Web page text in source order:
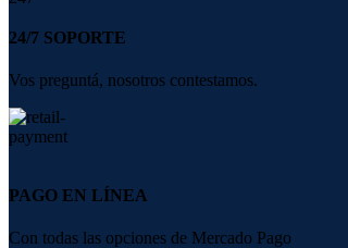
24/7 SOPORTE
Vos preguntá, nosotros contestamos.
PAGO EN LÍNEA
Con todas las opciones de Mercado Pago